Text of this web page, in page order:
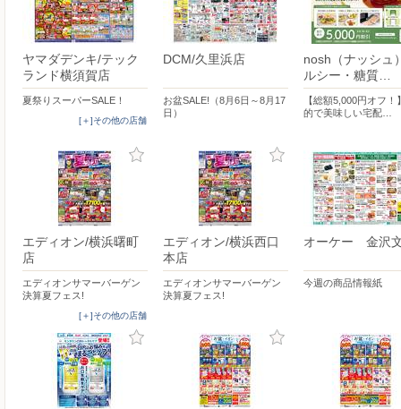
ヤマダデンキ/テック
ランド横須賀店
夏祭りスーパーSALE！
[＋]その他の店舗
DCM/久里浜店
お盆SALE!（8月6日～8月17
日）
nosh（ナッシュ
ルシー・糖質…
【総額5,000円オフ！
的で美味しい宅配…
エディオン/横浜曙町
店
エディオンサマーバーゲン
決算夏フェス!
[＋]その他の店舗
エディオン/横浜西口
本店
エディオンサマーバーゲン
決算夏フェス!
オーケー 金沢
今週の商品情報紙